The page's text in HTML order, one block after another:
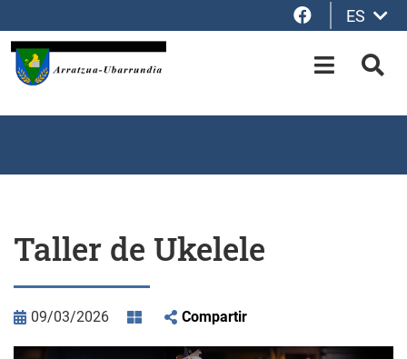
Facebook
ES
OPEN-
Taller de Ukelele
09/03/2026 Compartir